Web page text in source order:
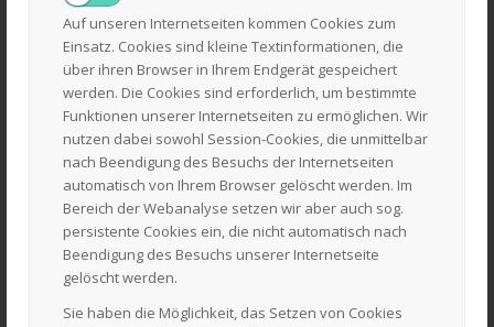
Auf unseren Internetseiten kommen Cookies zum
Einsatz. Cookies sind kleine Textinformationen, die
über ihren Browser in Ihrem Endgerät gespeichert
werden. Die Cookies sind erforderlich, um bestimmte
Funktionen unserer Internetseiten zu ermöglichen. Wir
nutzen dabei sowohl Session-Cookies, die unmittelbar
nach Beendigung des Besuchs der Internetseiten
automatisch von Ihrem Browser gelöscht werden. Im
Bereich der Webanalyse setzen wir aber auch sog.
persistente Cookies ein, die nicht automatisch nach
Beendigung des Besuchs unserer Internetseite
gelöscht werden.
Sie haben die Möglichkeit, das Setzen von Cookies